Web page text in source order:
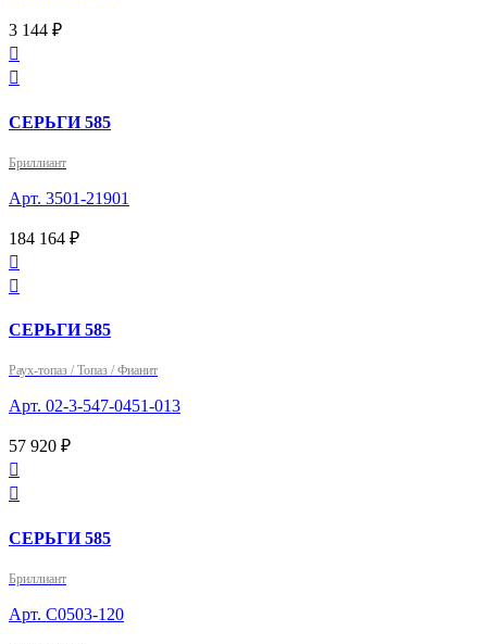
3 144 ₽


СЕРЬГИ 585
Бриллиант
Арт. 3501-21901
184 164 ₽


СЕРЬГИ 585
Раух-топаз / Топаз / Фианит
Арт. 02-3-547-0451-013
57 920 ₽


СЕРЬГИ 585
Бриллиант
Арт. С0503-120